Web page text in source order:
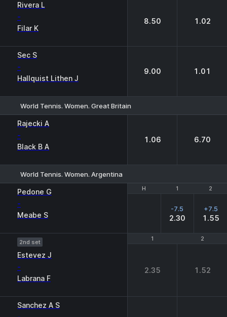
Rivera L
-
Filar K
8.50 1.02
Sec S
-
Hallquist Lithen J
9.00 1.01
World Tennis. Women. Great Britain
Rajecki A
-
Black B A
1.06 6.70
World Tennis. Women. Argentina
H 1 2
Pedone G
-
Meabe S
H 1 2
-7.5
2.30
+7.5
1.55
1 2
2nd set
Estevez J
-
Labrana F
1 2
2.35 1.52
Sanchez A S